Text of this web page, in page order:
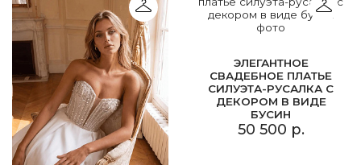
ЭЛЕГАНТНОЕ
СВАДЕБНОЕ ПЛАТЬЕ
СИЛУЭТА-РУСАЛКА С
ДЕКОРОМ В ВИДЕ
БУСИН
50 500 р.